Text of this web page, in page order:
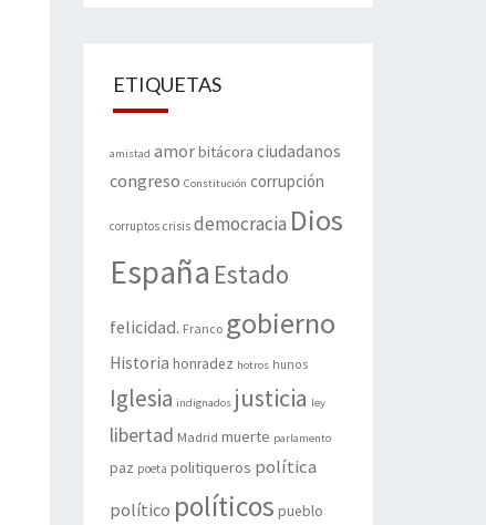
ETIQUETAS
amistad amorbitácora ciudadanos
congreso Constitución corrupción
corruptos crisis democracia Dios
España Estado
felicidad. Franco gobierno
Historia honradez hotros hunos
Iglesia indignados justicia ley
libertad Madrid muerte parlamento
paz poeta politiqueros política
político políticos pueblo